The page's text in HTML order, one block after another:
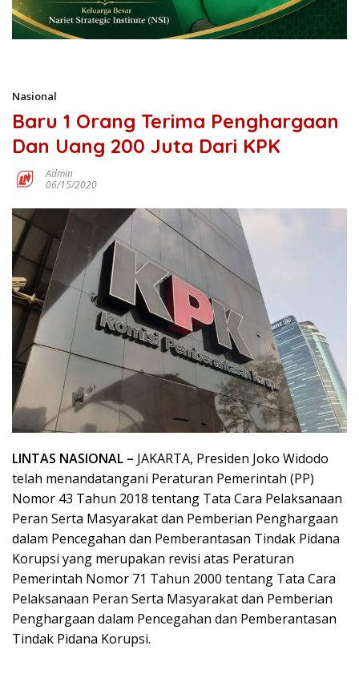
Nasional
Baru 1 Orang Terima Penghargaan
Dan Uang 200 Juta Dari KPK
Admin
06/15/2020
LINTAS NASIONAL – JAKARTA, Presiden Joko Widodo
telah menandatangani Peraturan Pemerintah (PP)
Nomor 43 Tahun 2018 tentang Tata Cara Pelaksanaan
Peran Serta Masyarakat dan Pemberian Penghargaan
dalam Pencegahan dan Pemberantasan Tindak Pidana
Korupsi yang merupakan revisi atas Peraturan
Pemerintah Nomor 71 Tahun 2000 tentang Tata Cara
Pelaksanaan Peran Serta Masyarakat dan Pemberian
Penghargaan dalam Pencegahan dan Pemberantasan
Tindak Pidana Korupsi.